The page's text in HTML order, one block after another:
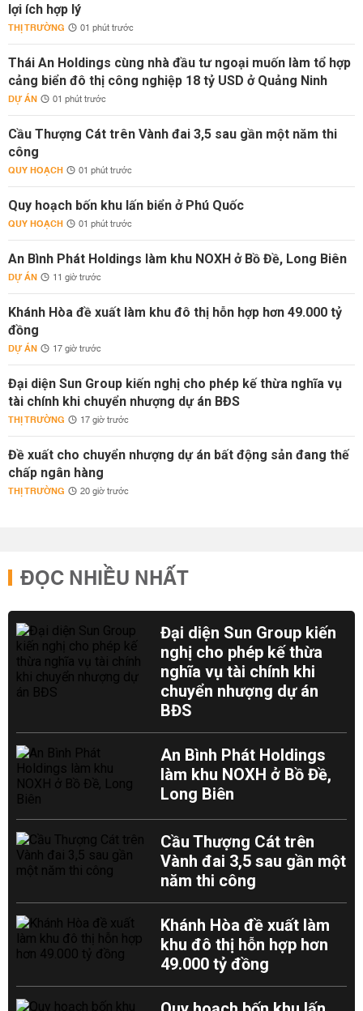
lợi ích hợp lý
THỊ TRƯỜNG 01 phút trước
Thái An Holdings cùng nhà đầu tư ngoại muốn làm tổ hợp
cảng biển đô thị công nghiệp 18 tỷ USD ở Quảng Ninh
DỰ ÁN 01 phút trước
Cầu Thượng Cát trên Vành đai 3,5 sau gần một năm thi
công
QUY HOẠCH 01 phút trước
Quy hoạch bốn khu lấn biển ở Phú Quốc
QUY HOẠCH 01 phút trước
An Bình Phát Holdings làm khu NOXH ở Bồ Đề, Long Biên
DỰ ÁN 11 giờ trước
Khánh Hòa đề xuất làm khu đô thị hỗn hợp hơn 49.000 tỷ
đồng
DỰ ÁN 17 giờ trước
Đại diện Sun Group kiến nghị cho phép kế thừa nghĩa vụ
tài chính khi chuyển nhượng dự án BĐS
THỊ TRƯỜNG 17 giờ trước
Đề xuất cho chuyển nhượng dự án bất động sản đang thế
chấp ngân hàng
THỊ TRƯỜNG 20 giờ trước
ĐỌC NHIỀU NHẤT
Đại diện Sun Group kiến
nghị cho phép kế thừa
nghĩa vụ tài chính khi
chuyển nhượng dự án
BĐS
An Bình Phát Holdings
làm khu NOXH ở Bồ Đề,
Long Biên
Cầu Thượng Cát trên
Vành đai 3,5 sau gần một
năm thi công
Khánh Hòa đề xuất làm
khu đô thị hỗn hợp hơn
49.000 tỷ đồng